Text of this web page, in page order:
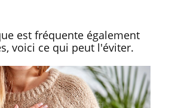
est fréquente également
voici ce qui peut l'éviter.